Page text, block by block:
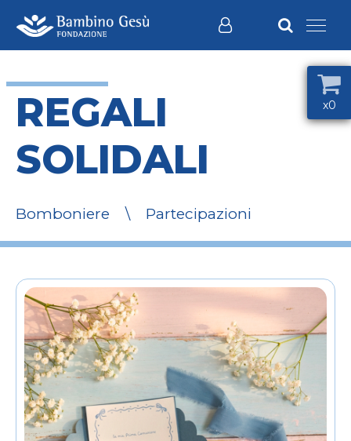
REGALI
SOLIDALI
Bomboniere \ Partecipazioni
x0